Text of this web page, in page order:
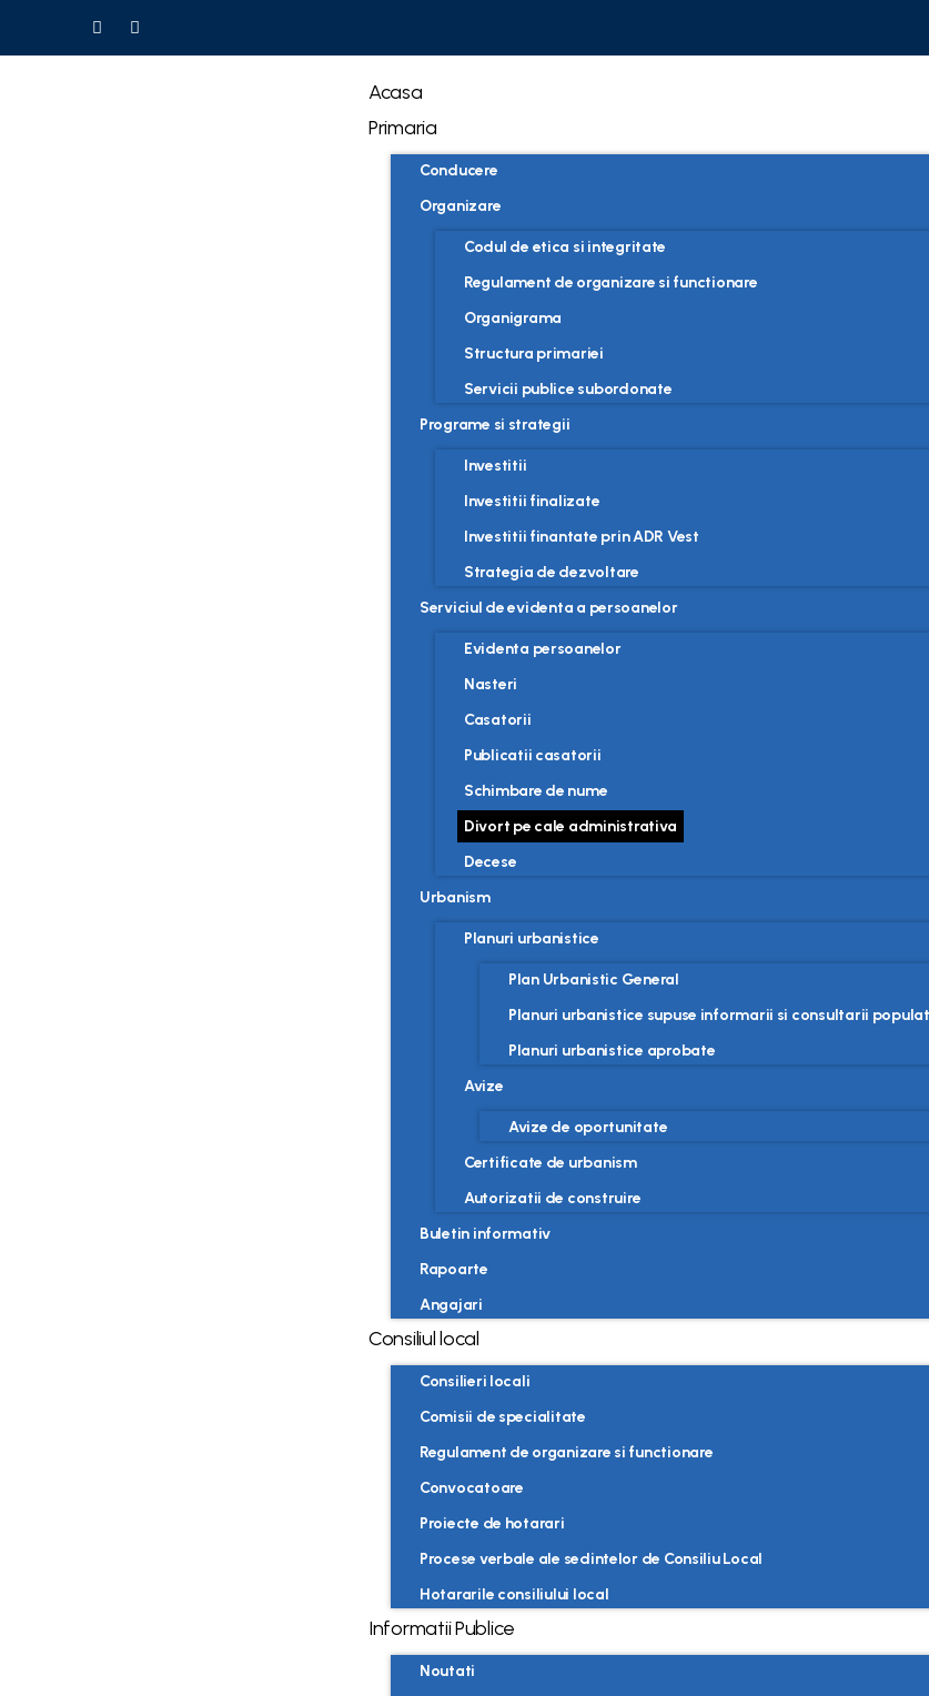
Acasa
Primaria
Conducere
Organizare
Codul de etica si integritate
Regulament de organizare si functionare
Organigrama
Structura primariei
Servicii publice subordonate
Programe si strategii
Investitii
Investitii finalizate
Investitii finantate prin ADR Vest
Strategia de dezvoltare
Serviciul de evidenta a persoanelor
Evidenta persoanelor
Nasteri
Casatorii
Publicatii casatorii
Schimbare de nume
Divort pe cale administrativa
Decese
Urbanism
Planuri urbanistice
Plan Urbanistic General
Planuri urbanistice supuse informarii si consultarii
Planuri urbanistice aprobate
Avize
Avize de oportunitate
Certificate de urbanism
Autorizatii de construire
Buletin informativ
Rapoarte
Angajari
Consiliul local
Consilieri locali
Comisii de specialitate
Regulament de organizare si functionare
Convocatoare
Proiecte de hotarari
Procese verbale ale sedintelor de Consiliu Local
Hotararile consiliului local
Informatii Publice
Noutati